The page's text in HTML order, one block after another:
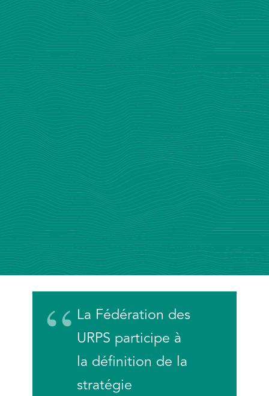
La Fédération des
URPS participe à
la définition de la
stratégie